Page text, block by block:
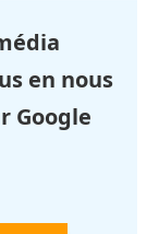
en nous
Google